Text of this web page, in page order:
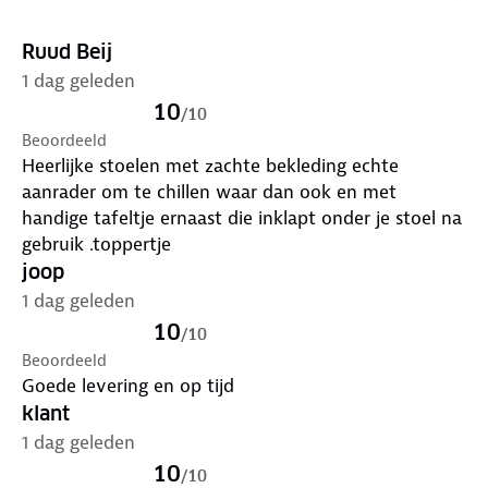
✓ Zitdiepte: 47,5 cm
✓ Zithoogte: 48 cm
✓ Gewicht: 5,8 kg
Ruud Beij
1 dag geleden
10/10
Beoordeeld
Heerlijke stoelen met zachte bekleding echte
aanrader om te chillen waar dan ook en met
handige tafeltje ernaast die inklapt onder je stoel na
gebruik .toppertje
joop
1 dag geleden
10/10
Beoordeeld
Goede levering en op tijd
klant
1 dag geleden
10/10